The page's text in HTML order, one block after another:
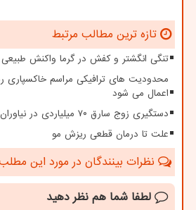
تازه ترین مطالب مرتبط
تنگی انگشتر و کفش در گرما واکنش
محدودیت های ترافیکی مراسم خاکسپاری
اعمال می شود
دستگیری زوج سارق ۷۰ میلیاردی در نیاوران
علت تا درمان قطعی ریزش مو
نظرات بینندگان در مورد این
لطفا شما هم نظر دهید